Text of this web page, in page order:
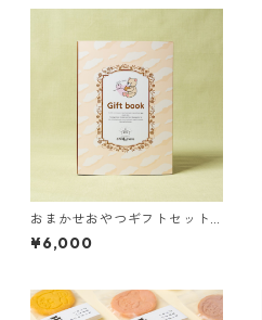
おまかせおやつギフトセット
【6,000円分】
¥6,000